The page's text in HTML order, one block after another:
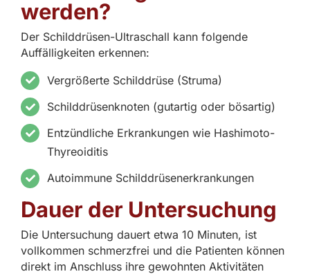
werden?
Der Schilddrüsen-Ultraschall kann folgende
Auffälligkeiten erkennen:
Vergrößerte Schilddrüse (Struma)
Schilddrüsenknoten (gutartig oder bösartig)
Entzündliche Erkrankungen wie Hashimoto-
Thyreoiditis
Autoimmune Schilddrüsenerkrankungen
Dauer der Untersuchung
Die Untersuchung dauert etwa 10 Minuten, ist
vollkommen schmerzfrei und die Patienten können
direkt im Anschluss ihre gewohnten Aktivitäten